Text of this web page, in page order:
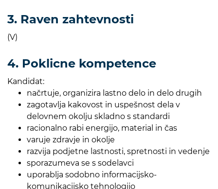
3. Raven zahtevnosti
(V)
4. Poklicne kompetence
Kandidat:
načrtuje, organizira lastno delo in delo drugih
zagotavlja kakovost in uspešnost dela v
delovnem okolju skladno s standardi
racionalno rabi energijo, material in čas
varuje zdravje in okolje
razvija podjetne lastnosti, spretnosti in vedenje
sporazumeva se s sodelavci
uporablja sodobno informacijsko-
komunikacijsko tehnologijo